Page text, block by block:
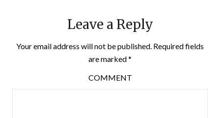
Leave a Reply
Your email address will not be published. Required fields
are marked*
COMMENT